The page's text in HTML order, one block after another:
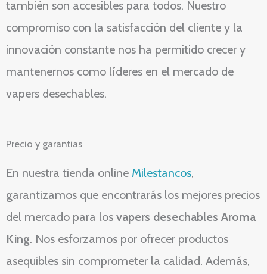
también son accesibles para todos. Nuestro
compromiso con la satisfacción del cliente y la
innovación constante nos ha permitido crecer y
mantenernos como líderes en el mercado de
vapers desechables.
Precio y garantias
En nuestra tienda online Milestancos,
garantizamos que encontrarás los mejores precios
del mercado para los vapers desechables Aroma
King. Nos esforzamos por ofrecer productos
asequibles sin comprometer la calidad. Además,